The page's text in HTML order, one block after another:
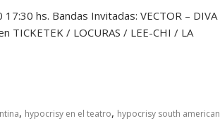
hs. Bandas Invitadas: VECTOR – DIVA
TICKETEK / LOCURAS / LEE-CHI / LA
, hypocrisy en el teatro, hypocrisy south american